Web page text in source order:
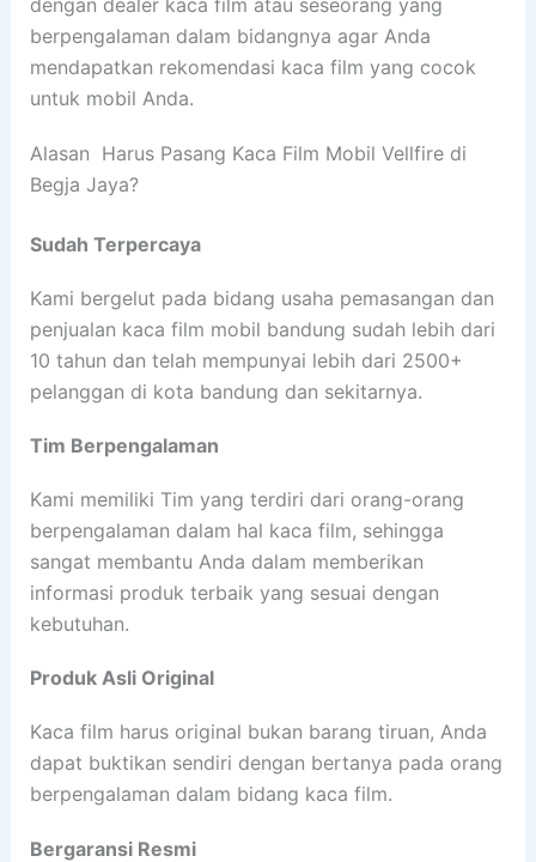
dengan dealer kaca film atau seseorang yang
berpengalaman dalam bidangnya agar Anda
mendapatkan rekomendasi kaca film yang cocok
untuk mobil Anda.
Alasan Harus Pasang Kaca Film Mobil Vellfire di
Begja Jaya?
Sudah Terpercaya
Kami bergelut pada bidang usaha pemasangan dan
penjualan kaca film mobil bandung sudah lebih dari
10 tahun dan telah mempunyai lebih dari 2500+
pelanggan di kota bandung dan sekitarnya.
Tim Berpengalaman
Kami memiliki Tim yang terdiri dari orang-orang
berpengalaman dalam hal kaca film, sehingga
sangat membantu Anda dalam memberikan
informasi produk terbaik yang sesuai dengan
kebutuhan.
Produk Asli Original
Kaca film harus original bukan barang tiruan, Anda
dapat buktikan sendiri dengan bertanya pada orang
berpengalaman dalam bidang kaca film.
Bergaransi Resmi